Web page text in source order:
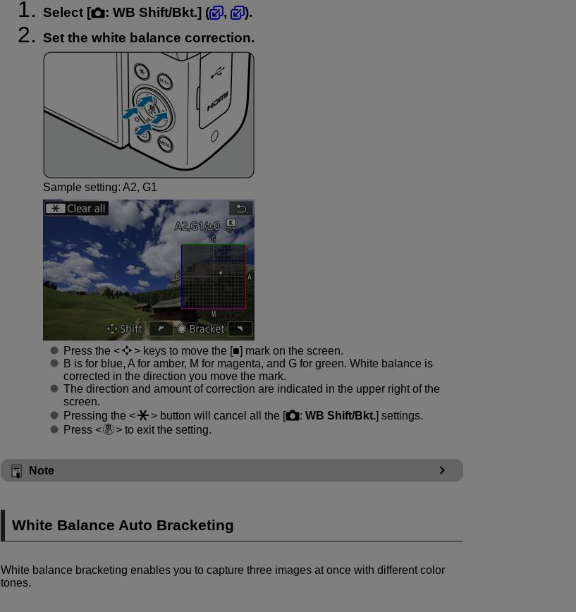
Select [ : WB Shift/Bkt.] ( ,
).
Set the white balance correction.
Sample setting: A2, G1
Press the
keys to move the [■] mark on the screen.
B is for blue, A for amber, M for magenta, and G for green. White balance is
corrected in the direction you move the mark.
The direction and amount of correction are indicated in the upper right of the
screen.
Pressing the
button will cancel all the [ : WB Shift/Bkt.] settings.
Press
to exit the setting.
Note
White Balance Auto Bracketing
White balance bracketing enables you to capture three images at once with different color
tones.